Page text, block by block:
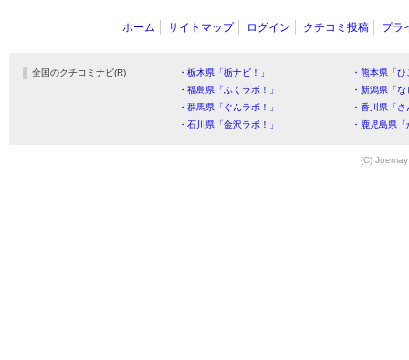
ホーム サイトマップ ログイン クチコミ投稿 プラ
全国のクチコミナビ(R) ・栃木県「栃ナビ！」
・熊本県「
・福島県「ふくラボ！」
・新潟県「
・群馬県「ぐんラボ！」
・香川県「
・石川県「金沢ラボ！」
・鹿児島県
(C)